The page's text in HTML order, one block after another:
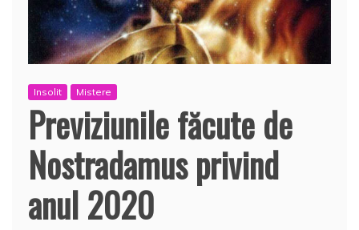
Insolit Mistere
Previziunile făcute de
Nostradamus privind
anul 2020